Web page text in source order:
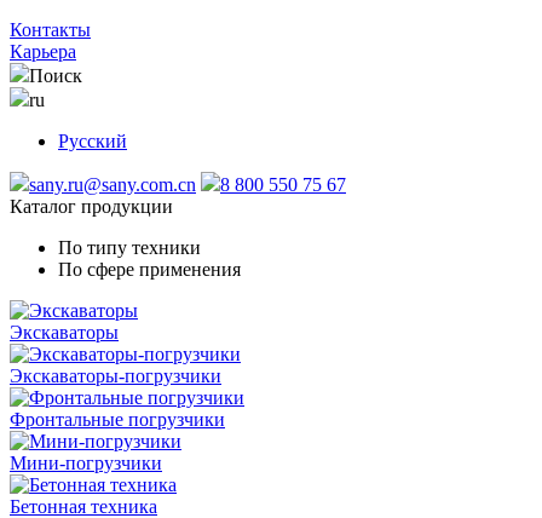
Контакты
Карьера
Поиск
ru
Русский
sany.ru@sany.com.cn
8 800 550 75 67
Каталог продукции
По типу техники
По сфере применения
Экскаваторы
Экскаваторы-погрузчики
Фронтальные погрузчики
Мини-погрузчики
Бетонная техника